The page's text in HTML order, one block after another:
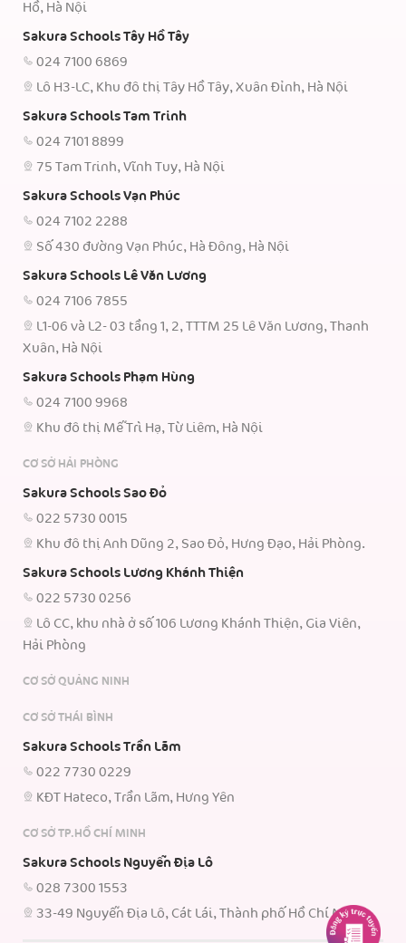
Hồ, Hà Nội
Sakura Schools Tây Hồ Tây
024 7100 6869
Lô H3-LC, Khu đô thị Tây Hồ Tây, Xuân Đỉnh, Hà Nội
Sakura Schools Tam Trinh
024 7101 8899
75 Tam Trinh, Vĩnh Tuy, Hà Nội
Sakura Schools Vạn Phúc
024 7102 2288
Số 430 đường Vạn Phúc, Hà Đông, Hà Nội
Sakura Schools Lê Văn Lương
024 7106 7855
L1-06 và L2- 03 tầng 1, 2, TTTM 25 Lê Văn Lương, Thanh
Xuân, Hà Nội
Sakura Schools Phạm Hùng
024 7100 9968
Khu đô thị Mễ Trì Hạ, Từ Liêm, Hà Nội
CƠ SỞ HẢI PHÒNG
Sakura Schools Sao Đỏ
022 5730 0015
Khu đô thị Anh Dũng 2, Sao Đỏ, Hưng Đạo, Hải Phòng.
Sakura Schools Lương Khánh Thiện
022 5730 0256
Lô CC, khu nhà ở số 106 Lương Khánh Thiện, Gia Viên,
Hải Phòng
CƠ SỞ QUẢNG NINH
CƠ SỞ THÁI BÌNH
Sakura Schools Trần Lãm
022 7730 0229
KĐT Hateco, Trần Lãm, Hưng Yên
CƠ SỞ TP.HỒ CHÍ MINH
Sakura Schools Nguyễn Địa Lô
028 7300 1553
33-49 Nguyễn Địa Lô, Cát Lái, Thành phố Hồ Chí Minh.